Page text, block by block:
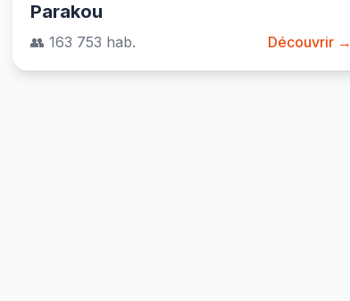
Parakou
👥 163 753 hab. Découvrir →